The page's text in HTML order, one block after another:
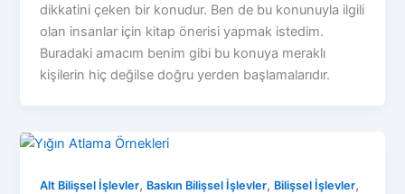
dikkatini çeken bir konudur. Ben de bu konunuyla ilgili
olan insanlar için kitap önerisi yapmak istedim.
Buradaki amacım benim gibi bu konuya meraklı
kişilerin hiç değilse doğru yerden başlamalarıdır.
Alt Bilişsel İşlevler, Baskın Bilişsel İşlevler, Bilişsel İşlevler,